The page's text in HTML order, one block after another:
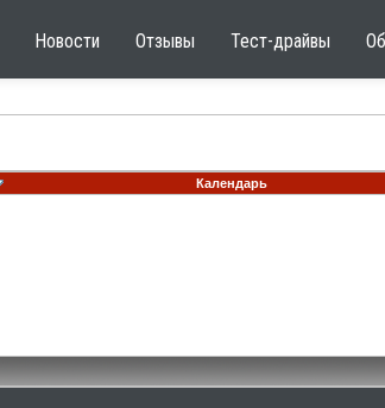
Новости Отзывы Тест-драйвы
Календарь